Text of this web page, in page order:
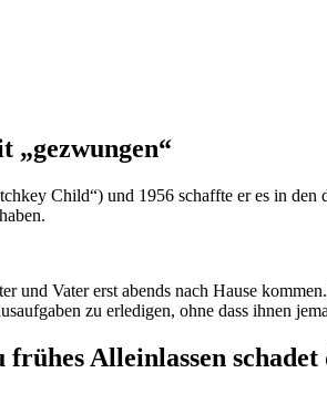
„gezwungen“
Child“) und 1956 schaffte er es in
und Vater erst abends nach Hause
zu erledigen, ohne dass ihnen
Alleinlassen